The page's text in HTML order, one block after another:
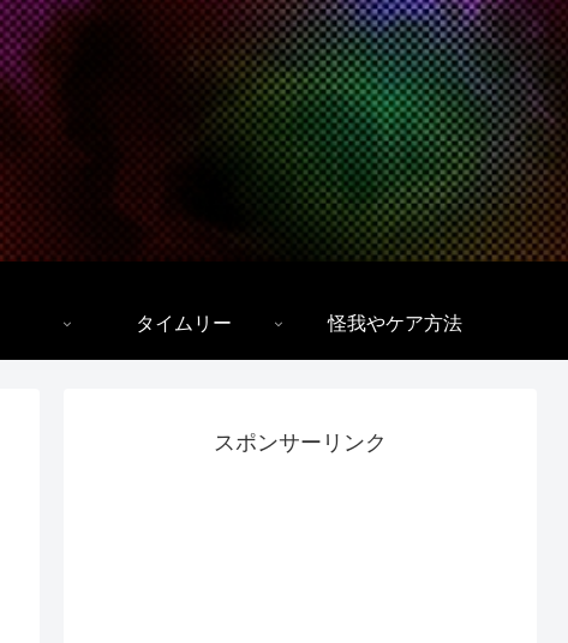
タイムリー 怪我やケア方法
スポンサーリンク